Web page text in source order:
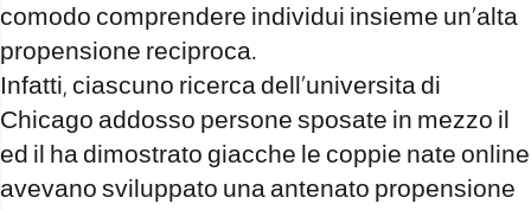
comodo comprendere individui insieme un’alta
propensione reciproca.
Infatti, ciascuno ricerca dell’universita di
Chicago addosso persone sposate in mezzo il
ed il ha dimostrato giacche le coppie nate online
avevano sviluppato una antenato propensione